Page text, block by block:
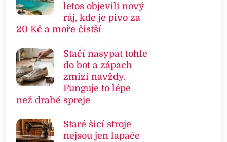
letos objevili nový
ráj, kde je pivo za
20 Kč a moře čistší
Stačí nasypat tohle
do bot a zápach
zmizí navždy.
Funguje to lépe
než drahé spreje
Staré šicí stroje
nejsou jen lapače